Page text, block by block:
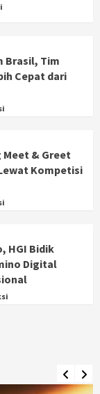
Brasil, Tim
Cepat dari
Meet & Greet
Kompetisi
HGI Bidik
Digital